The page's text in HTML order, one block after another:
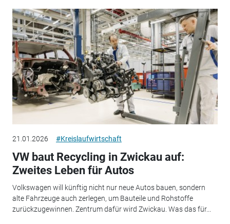
21.01.2026 #Kreislaufwirtschaft
VW baut Recycling in Zwickau auf:
Zweites Leben für Autos
Volkswagen will künftig nicht nur neue Autos bauen, sondern
alte Fahrzeuge auch zerlegen, um Bauteile und Rohstoffe
zurückzugewinnen. Zentrum dafür wird Zwickau. Was das für...